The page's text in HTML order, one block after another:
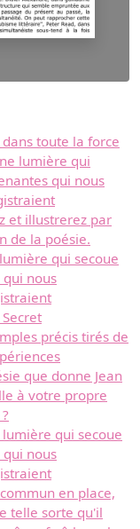
toute la force
lumière qui
qui nous
et illustrerez par
de la poésie.
qui secoue
qui nous
précis tirés de
que donne Jean
à votre propre
qui secoue
qui nous
en place,
telle sorte qu'il